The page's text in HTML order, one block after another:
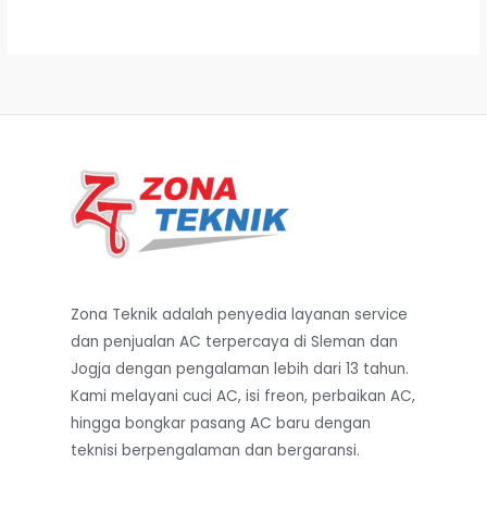
Zona Teknik adalah penyedia layanan service
dan penjualan AC terpercaya di Sleman dan
Jogja dengan pengalaman lebih dari 13 tahun.
Kami melayani cuci AC, isi freon, perbaikan AC,
hingga bongkar pasang AC baru dengan
teknisi berpengalaman dan bergaransi.